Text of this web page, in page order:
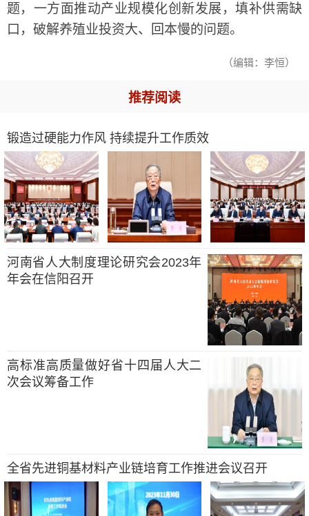
题，一方面推动产业规模化创新发展，填补供需缺
口，破解养殖业投资大、回本慢的问题。
（编辑：李恒）
推荐阅读
锻造过硬能力作风 持续提升工作质效
河南省人大制度理论研究会2023年
年会在信阳召开
高标准高质量做好省十四届人大二
次会议筹备工作
全省先进铜基材料产业链培育工作推进会议召开